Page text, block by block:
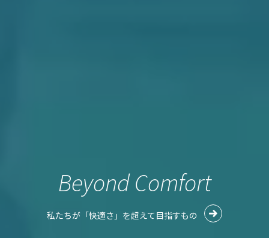
Beyond Comfort
私たちが「快適さ」を超えて目指すもの